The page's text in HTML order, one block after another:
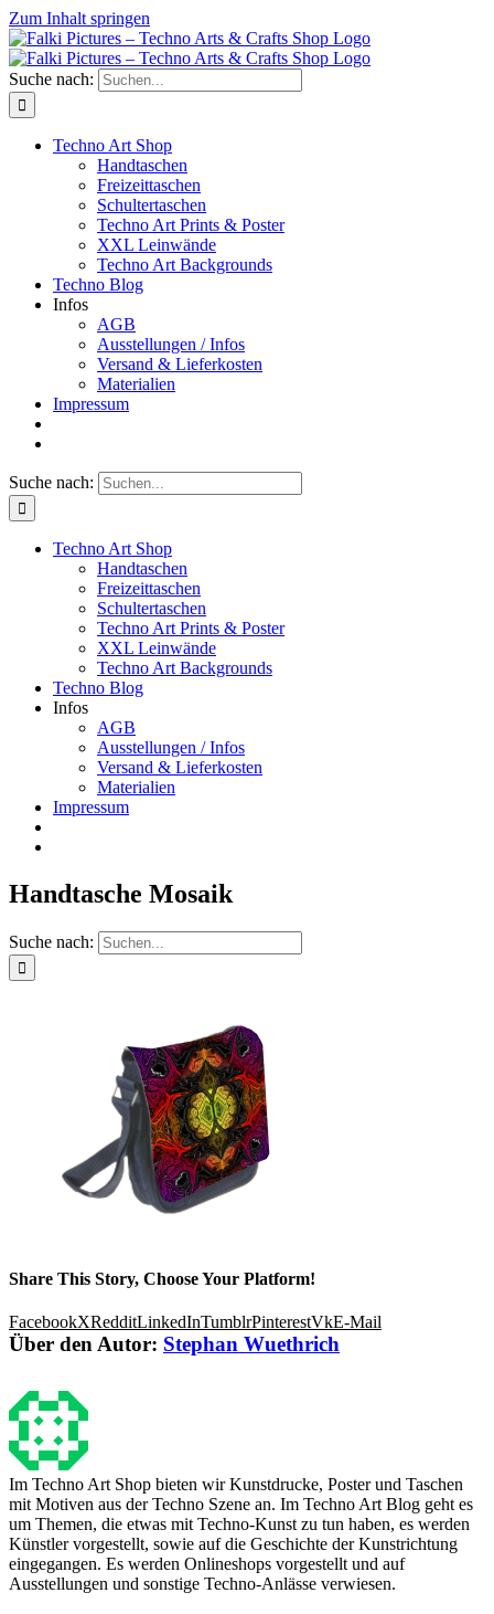
Zum Inhalt springen
Suche nach:
Techno Art Shop
Handtaschen
Freizeittaschen
Schultertaschen
Techno Art Prints & Poster
XXL Leinwände
Techno Art Backgrounds
Techno Blog
Infos
AGB
Ausstellungen / Infos
Versand & Lieferkosten
Materialien
Impressum
Suche nach:
Techno Art Shop
Handtaschen
Freizeittaschen
Schultertaschen
Techno Art Prints & Poster
XXL Leinwände
Techno Art Backgrounds
Techno Blog
Infos
AGB
Ausstellungen / Infos
Versand & Lieferkosten
Materialien
Impressum
Handtasche Mosaik
Suche nach:
Share This Story, Choose Your Platform!
FacebookXRedditLinkedInTumblrPinterestVkE-Mail
Über den Autor: Stephan Wuethrich
Im Techno Art Shop bieten wir Kunstdrucke, Poster und Taschen
mit Motiven aus der Techno Szene an. Im Techno Art Blog geht es
um Themen, die etwas mit Techno-Kunst zu tun haben, es werden
Künstler vorgestellt, sowie auf die Geschichte der Kunstrichtung
eingegangen. Es werden Onlineshops vorgestellt und auf
Ausstellungen und sonstige Techno-Anlässe verwiesen.